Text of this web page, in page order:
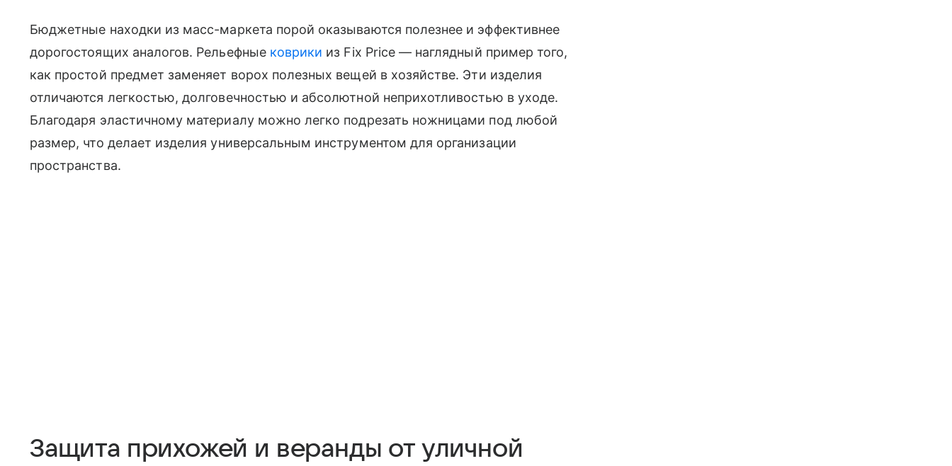
Бюджетные находки из масс-маркета порой оказываются полезнее и эффективнее
дорогостоящих аналогов. Рельефные коврики из Fix Price — наглядный пример того,
как простой предмет заменяет ворох полезных вещей в хозяйстве. Эти изделия
отличаются легкостью, долговечностью и абсолютной неприхотливостью в уходе.
Благодаря эластичному материалу можно легко подрезать ножницами под любой
размер, что делает изделия универсальным инструментом для организации
пространства.
Защита прихожей и веранды от уличной